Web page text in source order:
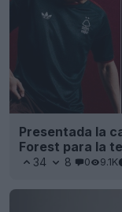
Presentada la
Forest para la
34 8 0 9.1K